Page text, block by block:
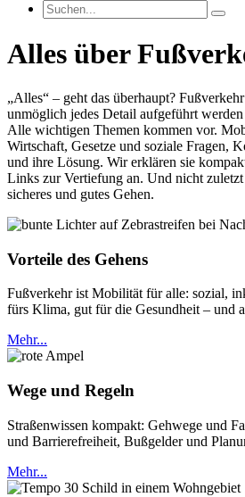
Alles über
„Alles“ – geht das überhaupt?
unmöglich jedes Detail aufgeführt
Alle wichtigen Themen kommen vor.
Wirtschaft, Gesetze und soziale Fragen,
und ihre Lösung. Wir erklären sie
Links zur Vertiefung an. Und nicht
sicheres und gutes Gehen.
Vorteile des Gehens
Fußverkehr ist Mobilität für alle: sozial,
fürs Klima, gut für die Gesundheit – und
Mehr...
Wege und Regeln
Straßenwissen kompakt: Gehwege und
und Barrierefreiheit, Bußgelder und
Mehr...